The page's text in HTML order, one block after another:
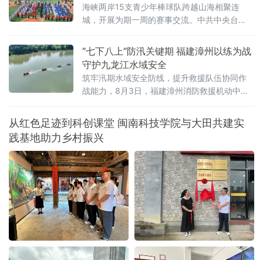
海峡两岸15支青少年棒球队跨越山海相聚连
城，开展为期一周的赛事交流。中共中央台
副省长江尔雄，中国
“七下八上”防汛关键期 福建漳州以练为战
守护九龙江水域安全
筑牢汛期水域安全防线，提升救援队伍协同作
战能力，8月3日，福建漳州消防救援机动中队
展水域救援实战化演练。
从红色足迹到科创课堂 闽南科技学院与大田共建实
践基地助力乡村振兴